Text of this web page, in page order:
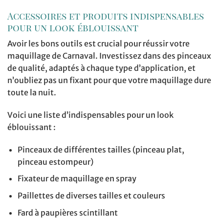
Accessoires et produits indispensables
pour un look éblouissant
Avoir les bons outils est crucial pour réussir votre
maquillage de Carnaval. Investissez dans des pinceaux
de qualité, adaptés à chaque type d’application, et
n’oubliez pas un fixant pour que votre maquillage dure
toute la nuit.
Voici une liste d’indispensables pour un look
éblouissant :
Pinceaux de différentes tailles (pinceau plat,
pinceau estompeur)
Fixateur de maquillage en spray
Paillettes de diverses tailles et couleurs
Fard à paupières scintillant